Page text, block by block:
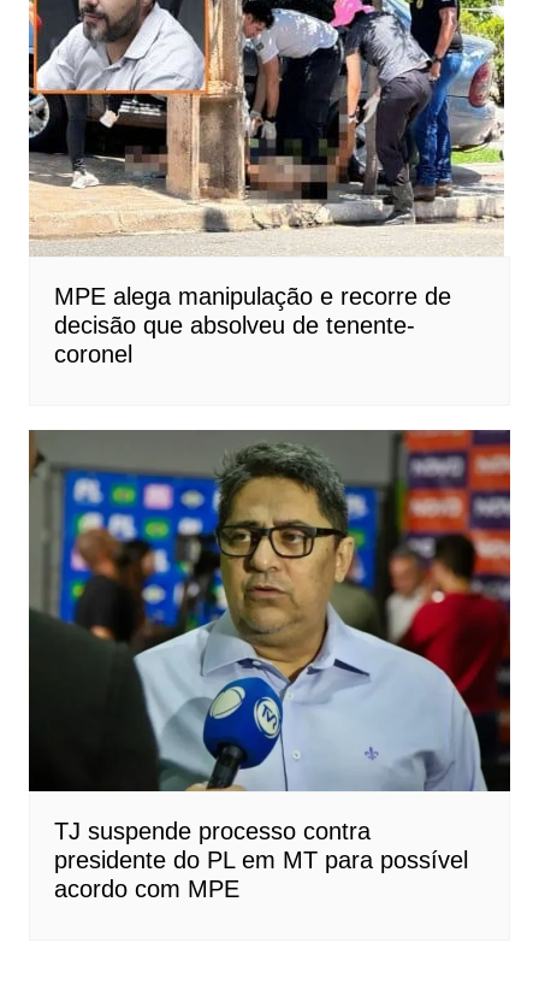
MPE alega manipulação e recorre de
decisão que absolveu de tenente-
coronel
TJ suspende processo contra
presidente do PL em MT para possível
acordo com MPE